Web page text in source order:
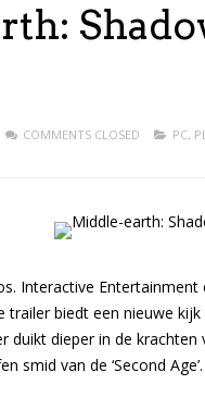
COMMENTS CLOSED PC,
Interactive
trailer biedt een nieuwe
duikt dieper in de
smid van de ‘Second Age’.